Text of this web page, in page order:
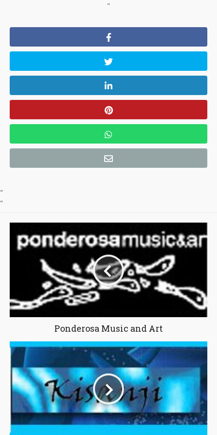
"
"
"
Ponderosa Music and Art